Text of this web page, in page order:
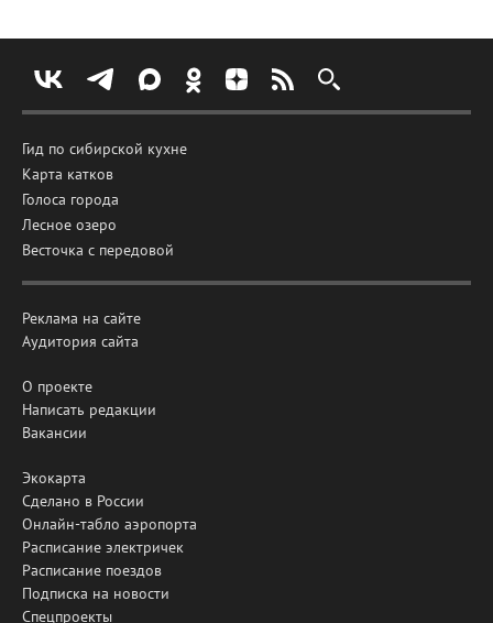
Гид по сибирской кухне
Карта катков
Голоса города
Лесное озеро
Весточка с передовой
Реклама на сайте
Аудитория сайта
О проекте
Написать редакции
Вакансии
Экокарта
Сделано в России
Онлайн-табло аэропорта
Расписание электричек
Расписание поездов
Подписка на новости
Спецпроекты